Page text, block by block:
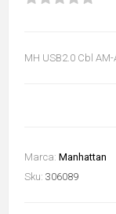
MH USB2.0 Cbl
Marca: Manhattan
Sku: 306089